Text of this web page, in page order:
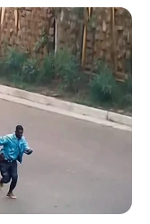
en béton. Des
de suivre les
Des cotes
complet du jour
arrivées avec les
photos d’arrivées,
sur des